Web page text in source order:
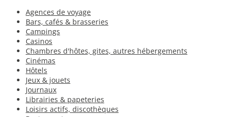
Agences de voyage
Bars, cafés & brasseries
Campings
Casinos
Chambres d'hôtes, gites, autres hébergements
Cinémas
Hôtels
Jeux & jouets
Journaux
Librairies & papeteries
Loisirs actifs, discothèques